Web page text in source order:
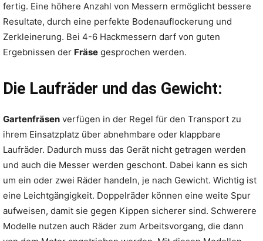
fertig. Eine höhere Anzahl von Messern ermöglicht bessere
Resultate, durch eine perfekte Bodenauflockerung und
Zerkleinerung. Bei 4-6 Hackmessern darf von guten
Ergebnissen der Fräse gesprochen werden.
Die Laufräder und das Gewicht:
Gartenfräsen verfügen in der Regel für den Transport zu
ihrem Einsatzplatz über abnehmbare oder klappbare
Laufräder. Dadurch muss das Gerät nicht getragen werden
und auch die Messer werden geschont. Dabei kann es sich
um ein oder zwei Räder handeln, je nach Gewicht. Wichtig ist
eine Leichtgängigkeit. Doppelräder können eine weite Spur
aufweisen, damit sie gegen Kippen sicherer sind. Schwerere
Modelle nutzen auch Räder zum Arbeitsvorgang, die dann